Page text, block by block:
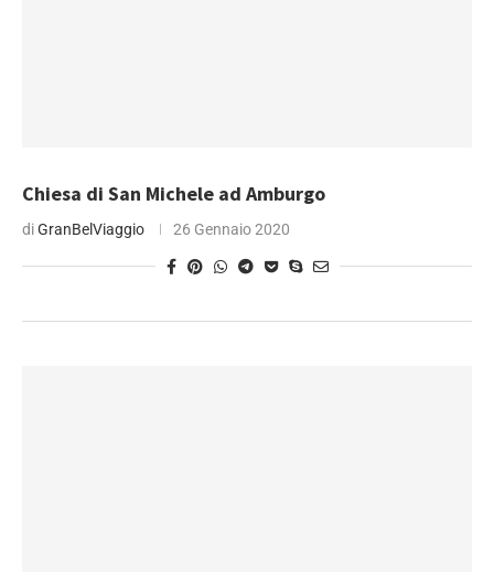
Chiesa di San Michele ad Amburgo
diGranBelViaggio 26 Gennaio 2020